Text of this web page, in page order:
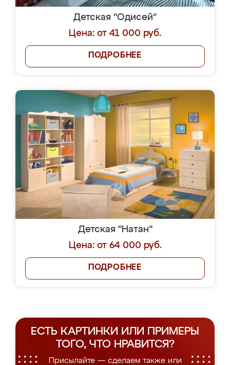
Детская "Одисей"
Цена: от 41 000 руб.
ПОДРОБНЕЕ
Детская "Натан"
Цена: от 64 000 руб.
ПОДРОБНЕЕ
ЕСТЬ КАРТИНКИ ИЛИ ПРИМЕРЫ
ТОГО, ЧТО НРАВИТСЯ?
Присылайте — сделаем также или